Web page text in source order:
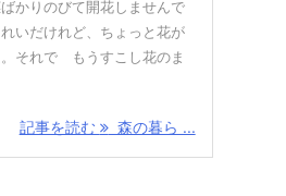
かりのびて開花しませんで
いだけれど、ちょっと花が
それで もうすこし花のま
記事を読む 森の暮ら ...